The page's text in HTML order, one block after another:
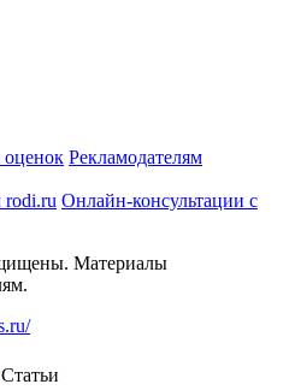
Рекламодателям
rodi.ru Онлайн-консультации с
Материалы
Статьи